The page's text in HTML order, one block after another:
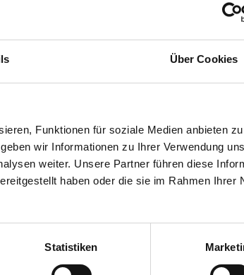
Über Cookies
Funktionen für soziale Medien anbieten
wir Informationen zu Ihrer Verwendung
weiter. Unsere Partner führen diese
haben oder die sie im Rahmen Ihrer
Statistiken
der GSI integriert.